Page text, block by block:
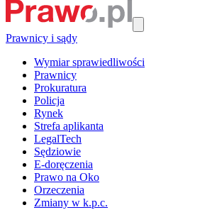
Prawnicy i sądy
Wymiar sprawiedliwości
Prawnicy
Prokuratura
Policja
Rynek
Strefa aplikanta
LegalTech
Sędziowie
E-doręczenia
Prawo na Oko
Orzeczenia
Zmiany w k.p.c.